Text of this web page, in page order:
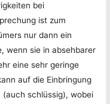
bei
ist zum
nur dann ein
wenn sie in absehbarer
eine sehr geringe
auf die Einbringung
schlüssig), wobei